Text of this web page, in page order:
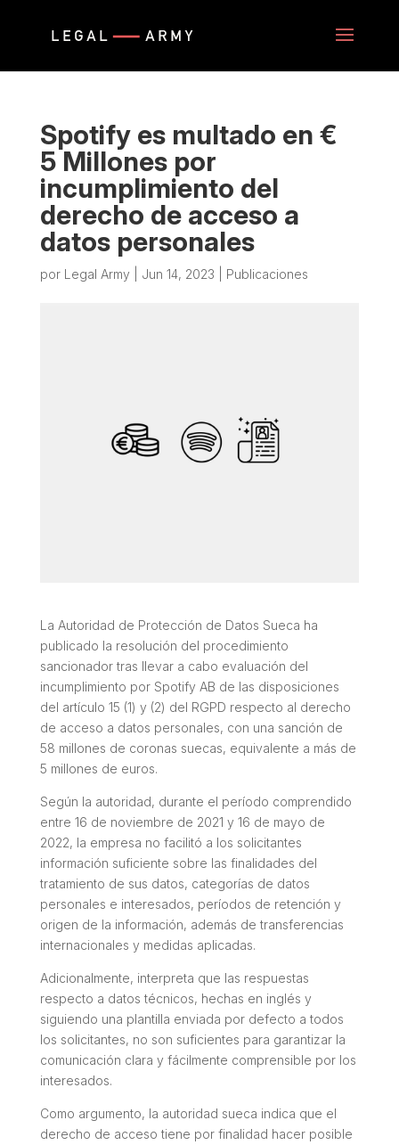
Spotify es multado en €
5 Millones por
incumplimiento del
derecho de acceso a
datos personales
por Legal Army Jun 14, 2023 Publicaciones
La Autoridad de Protección de Datos Sueca ha
publicado la resolución del procedimiento
sancionador tras llevar a cabo evaluación del
incumplimiento por Spotify AB de las disposiciones
del artículo 15 (1) y (2) del RGPD respecto al derecho
de acceso a datos personales, con una sanción de
58 millones de coronas suecas, equivalente a más de
5 millones de euros.
Según la autoridad, durante el período comprendido
entre 16 de noviembre de 2021 y 16 de mayo de
2022, la empresa no facilitó a los solicitantes
información suficiente sobre las finalidades del
tratamiento de sus datos, categorías de datos
personales e interesados, períodos de retención y
origen de la información, además de transferencias
internacionales y medidas aplicadas.
Adicionalmente, interpreta que las respuestas
respecto a datos técnicos, hechas en inglés y
siguiendo una plantilla enviada por defecto a todos
los solicitantes, no son suficientes para garantizar la
comunicación clara y fácilmente comprensible por los
interesados.
Como argumento, la autoridad sueca indica que el
derecho de acceso tiene por finalidad hacer posible